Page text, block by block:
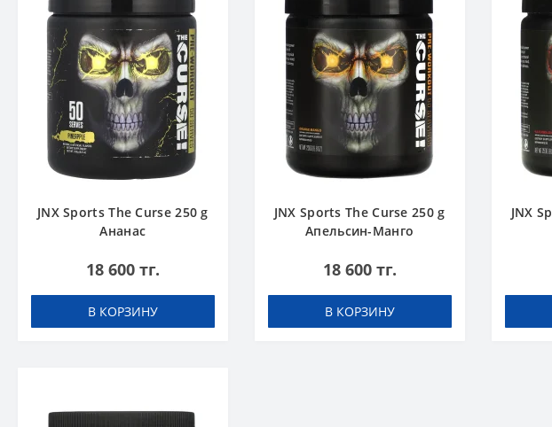
JNX Sports The Curse 250 g
Ананас
18 600 тг.
В КОРЗИНУ
JNX Sports The Curse 250 g
Апельсин-Манго
18 600 тг.
В КОРЗИНУ
JNX